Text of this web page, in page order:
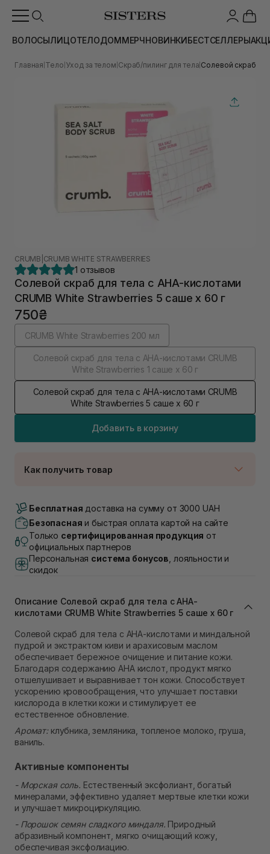
ВОЛОСЫЛИЦОТЕЛОДОММЕРЧНОВИНКИБЕСТСЕЛЛЕРЫ
Главная Тело Уход за телом Скраб/пилинг для тела Солевой скраб
CRUMB CRUMB WHITE STRAWBERRIES
1 отзывов
Солевой скраб для тела с AHA-кислотами
CRUMB White Strawberries 5 саше х 60 г
750₴
CRUMB White Strawberries 200 мл
Солевой скраб для тела с AHA-кислотами CRUMB
White Strawberries 1 саше х 60 г
Солевой скраб для тела с AHA-кислотами CRUMB
White Strawberries 5 саше х 60 г
Добавить в корзину
Как получить товар
В наличии
Самовывоз г. Луцк, Винниченка 4
Самовывоз г. Львов, ул. Академика Подстригача,
1В (Duck's Lake)
Нет в наличии!
Самовывоз Львов (Ивана Франко 36)
Самовывоз г. Львов ул. Степана Бандеры 43
Нет в наличии!
Нет в наличии!
Самовывоз г. Ровно, ул. Кулика и Гудачека 23 (ТЦ
Экватор)
Нет в наличии!
Бесплатная доставка на сумму от 3000 UAH
Безопасная и быстрая оплата картой на сайте
Только сертифицированная продукция от
официальных партнеров
Персональная система бонусов , лояльности и
скидок
Описание Солевой скраб для тела с AHA-
кислотами CRUMB White Strawberries 5 саше х 60 г
Солевой скраб для тела с AHA-кислотами и миндальной
пудрой и экстрактом киви и арахисовым маслом
обеспечивает бережное очищение и питание кожи.
Благодаря содержанию AHA кислот, продукт мягко
отшелушивает и выравнивает тон кожи. Способствует
ускорению кровообращения, что улучшает поставки
кислорода в клетки кожи и стимулирует ее
естественное обновление.
Аромат:клубника, земляника, топленое молоко, груша,
ваниль.
Активные компоненты
- Морская соль. Естественный эксфолиант, богатый
минералами, эффективно удаляет мертвые клетки кожи
и улучшает микроциркуляцию.
- Порошок семян сладкого миндаля. Природный
абразивный компонент, мягко очищающий кожу,
обеспечивая эксфолиацию.